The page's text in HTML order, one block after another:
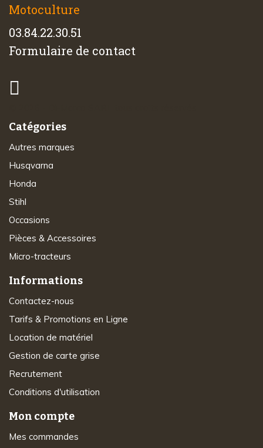
Motoculture
03.84.22.30.51
Formulaire de contact
Catégories
Autres marques
Husqvarna
Honda
Stihl
Occasions
Pièces & Accessoires
Micro-tracteurs
Informations
Contactez-nous
Tarifs & Promotions en Ligne
Location de matériel
Gestion de carte grise
Recrutement
Conditions d'utilisation
Mon compte
Mes commandes